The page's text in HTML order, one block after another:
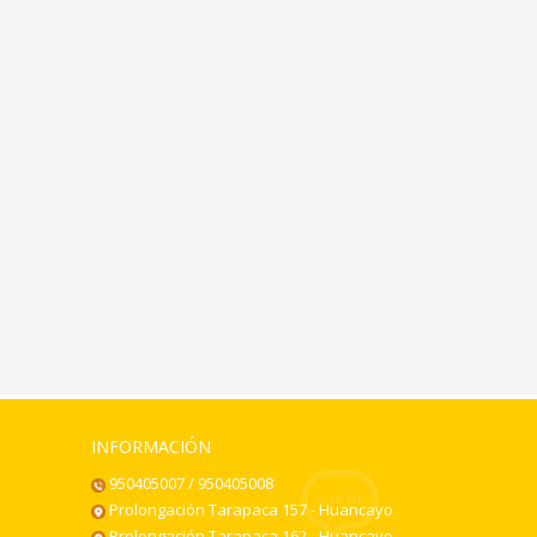
INFORMACIÓN
950405007 / 950405008
Prolongación Tarapaca 157 - Huancayo